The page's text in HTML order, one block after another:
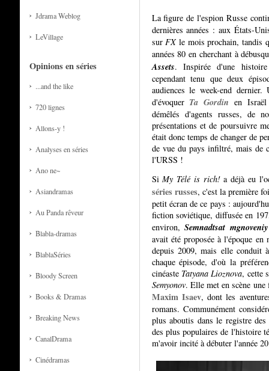
Jdrama Weblog
LeVillage
Opinions en séries
...and the like
720 lignes
Allons-y !
Analyses en séries
Ano ne~
Asiandramas
Au Panda rêveur
Blabla-dramas
BlablaSéries
Bloody Screen
Books & Dramas
Breaking News
CanalDrama
Cinédramas
La figure de l'espion Russe
dernières années : aux États-
sur FXle mois prochain, tandis
années 80 en cherchant à
Assets. Inspirée d'une
cependant tenu que deux
audiences le week-end
d'évoquer Ta Gordin en
démêlés d'agents russes, de
présentations et de poursuivre
était donc temps de changer de
de vue du pays infiltré, mais de
l'URSS !
SiMy Télé is rich!a déjà eu
séries russes, c'est la première
petit écran de ce pays :
fiction soviétique, diffusée en
environ,Semnadtsat
avait été proposée à l'époque
depuis 2009, mais elle conduit
chaque épisode, d'où la
cinéaste Tatyana Lioznova, cette
Semyonov. Elle met en scène
Maxim Isaev, dont les
romans. Communément
plus aboutis dans le registre
des plus populaires de l'histoire
m'avoir incité à débuter l'année